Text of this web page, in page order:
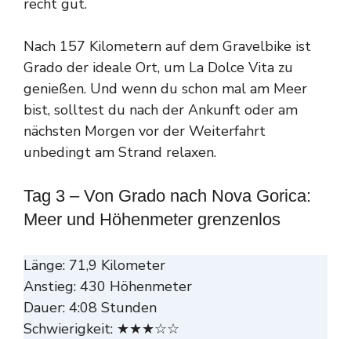
Nach 157 Kilometern auf dem Gravelbike ist
Grado der ideale Ort, um La Dolce Vita zu
genießen. Und wenn du schon mal am Meer
bist, solltest du nach der Ankunft oder am
nächsten Morgen vor der Weiterfahrt
unbedingt am Strand relaxen.
Tag 3 – Von Grado nach Nova Gorica:
Meer und Höhenmeter grenzenlos
Länge: 71,9 Kilometer
Anstieg: 430 Höhenmeter
Dauer: 4:08 Stunden
Schwierigkeit: ★★★☆☆